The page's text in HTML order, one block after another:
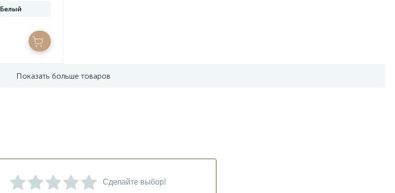
Белый
Показать больше товаров
Сделайте выбор!